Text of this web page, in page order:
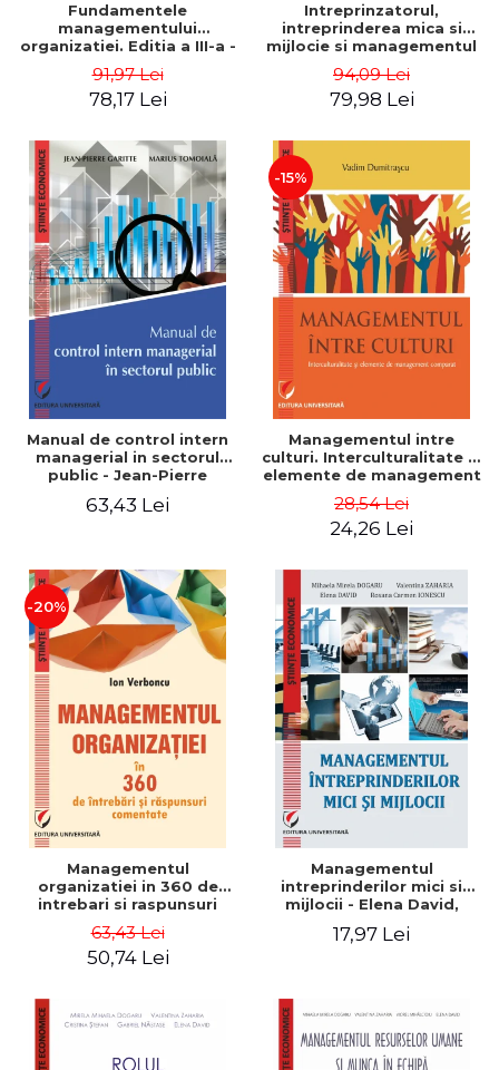
Fundamentele
managementului
organizatiei. Editia a III-a -
91,97 Lei
78,17 Lei
Intreprinzatorul,
intreprinderea mica si
mijlocie si managementul
Nicolescu, Ciprian
Nicolescu
94,09 Lei
79,98 Lei
Manual de control intern
managerial in sectorul
public - Jean-Pierre
63,43 Lei
-15%
Managementul intre
culturi. Interculturalitate si
elemente de management
Dumitrascu
28,54 Lei
24,26 Lei
-20%
Managementul
organizatiei in 360 de
intrebari si raspunsuri
63,43 Lei
50,74 Lei
Managementul
intreprinderilor mici si
mijlocii - Elena David,
Roxana Carmen Ionescu,
17,97 Lei